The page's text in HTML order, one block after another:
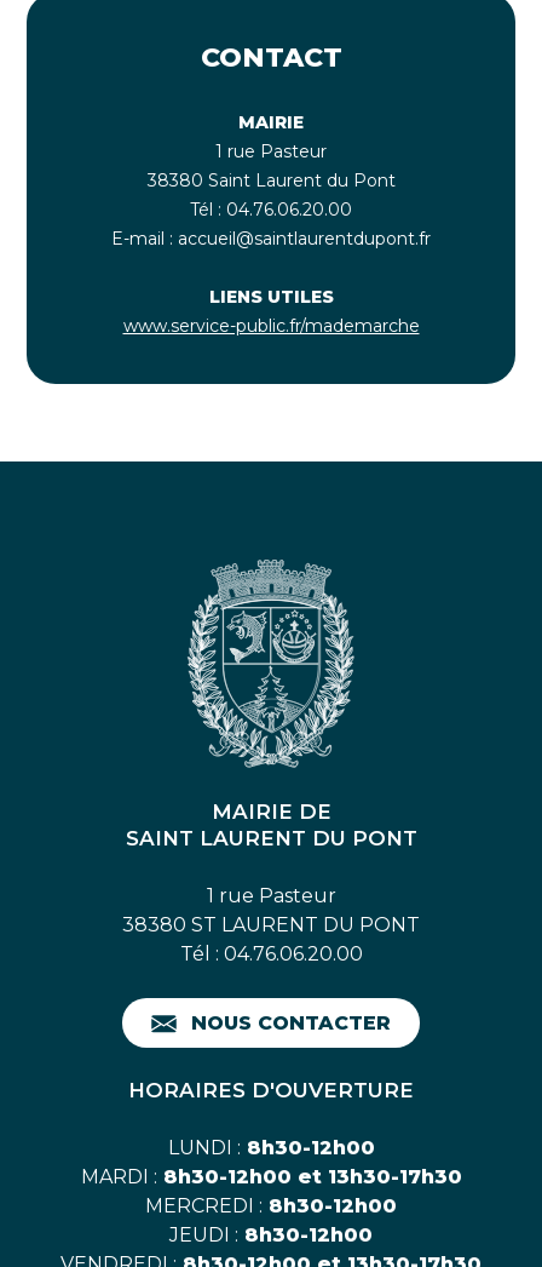
CONTACT
MAIRIE
1 rue Pasteur
38380 Saint Laurent du Pont
Tél : 04.76.06.20.00
E-mail : accueil@saintlaurentdupont.fr
LIENS UTILES
www.service-public.fr/mademarche
MAIRIE DE
SAINT LAURENT DU PONT
1 rue Pasteur
38380 ST LAURENT DU PONT
Tél : 04.76.06.20.00
NOUS CONTACTER
HORAIRES D'OUVERTURE
LUNDI : 8h30-12h00
MARDI : 8h30-12h00 et 13h30-17h30
MERCREDI : 8h30-12h00
JEUDI : 8h30-12h00